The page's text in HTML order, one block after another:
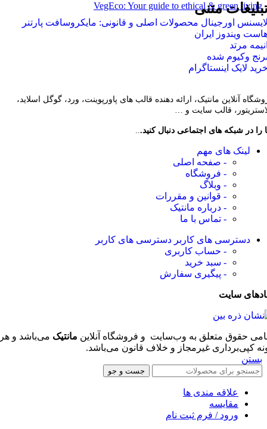
VegEco: Your guide to ethical & green living
متنی
اورجینال محصولات اصلی و قانونی: مایکروسافت پارتنر
ویندوز ایران
مرتد
وکیوم شده
لایک اینستاگرام
آنلاین مانتیک، ارائه دهنده قالب های پاورپوینت، ورد، گوگل اسلاید،
قالب سایت و …
را در شبکه های اجتماعی دنبال کنید...
لینک های مهم
- صفحه اصلی
- فروشگاه
- وبلاگ
- قوانین و مقررات
- درباره مانتیک
- تماس با ما
دسترسی های کاربر دسترسی های کاربر
- حساب کاربری
- سبد خرید
- پیگیری سفارش
سایت
حقوق متعلق به وب‌سایت و فروشگاه‌ آنلاین مانتیک می‌باشد و هر
کپی‌برداری غیرمجاز و خلاف قانون می‌باشد.
بستن
جست و جو
علاقه مندی ها
مقایسه
ورود / فرم ثبت نام